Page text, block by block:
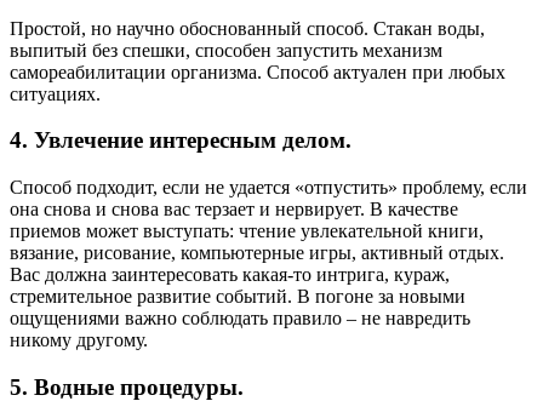
Простой, но научно обоснованный способ. Стакан воды,
выпитый без спешки, способен запустить механизм
самореабилитации организма. Способ актуален при любых
ситуациях.
4. Увлечение интересным делом.
Способ подходит, если не удается «отпустить» проблему, если
она снова и снова вас терзает и нервирует. В качестве
приемов может выступать: чтение увлекательной книги,
вязание, рисование, компьютерные игры, активный отдых.
Вас должна заинтересовать какая-то интрига, кураж,
стремительное развитие событий. В погоне за новыми
ощущениями важно соблюдать правило – не навредить
никому другому.
5. Водные процедуры.